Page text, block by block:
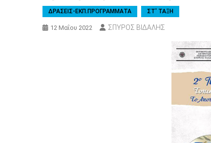
ΔΡΑΣΕΙΣ-ΕΚΠ.ΠΡΟΓΡΑΜΜΑΤΑ ΣΤ' ΤΑΞΗ
12 Μαΐου 2022 ΣΠΥΡΟΣ ΒΙΔΑΛΗΣ